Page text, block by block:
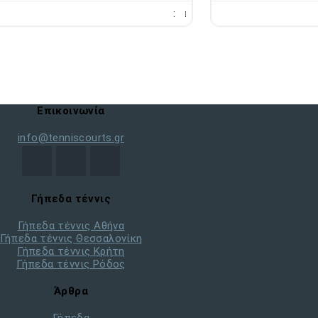
:
Επικοινωνία
info@tenniscourts.gr
Γήπεδα τέννις
Γήπεδα τέννις Αθήνα
Γήπεδα τέννις Θεσσαλονίκη
Γήπεδα τέννις Κρήτη
Γήπεδα τέννις Ρόδος
Άρθρα